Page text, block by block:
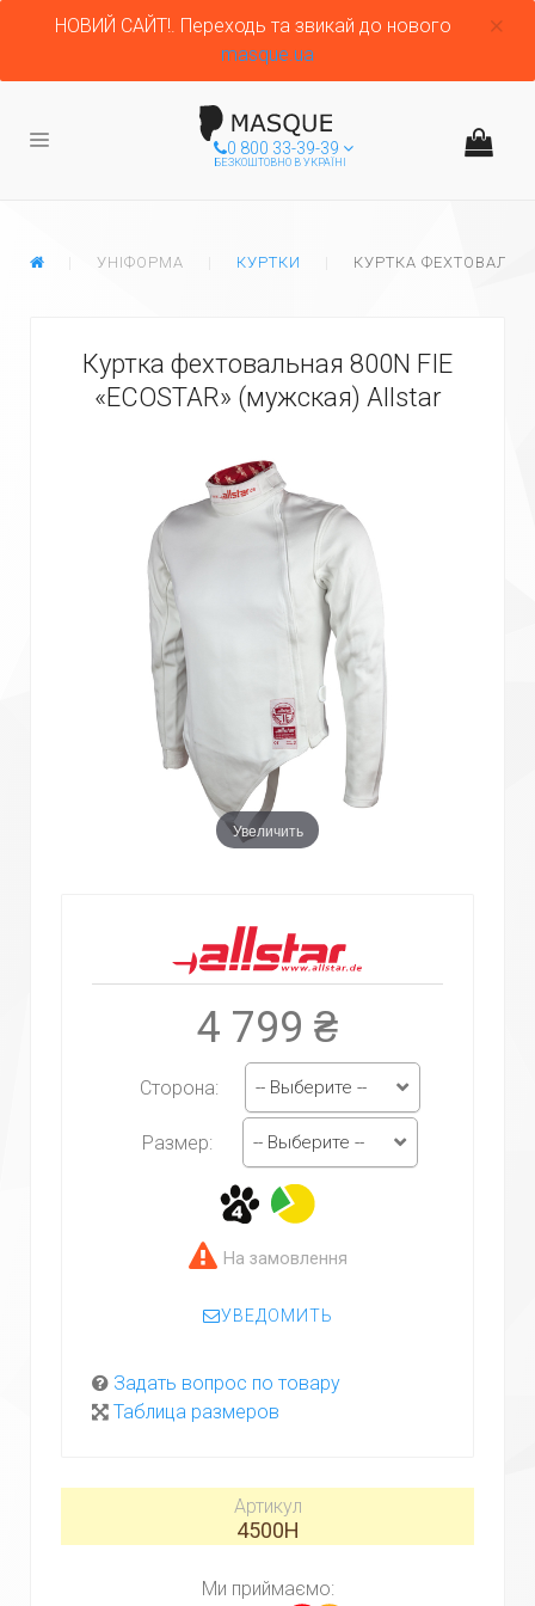
НОВИЙ САЙТ!. Переходь та звикай до нового
masque.ua
0 800 33-39-39
БЕЗКОШТОВНО В УКРАЇНІ
ГЛАВНАЯУНІФОРМА КУРТКИ КУРТКА
Куртка фехтовальная 800N FIE
«ECOSTAR» (мужская) Allstar
Увеличить
4 799 ₴
Сторона: -- Выберите --
Размер: -- Выберите --
На замовлення
УВЕДОМИТЬ
Задать вопрос по товару
Таблица размеров
Артикул
4500H
Ми приймаємо: